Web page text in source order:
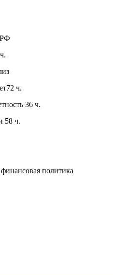
РФ
ч.
36 ч.
58 ч.
политика